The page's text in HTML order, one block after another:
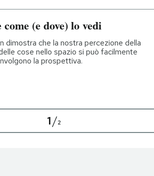
(e dove) lo vedi
dimostra che la nostra percezione della
cose nello spazio si può facilmente
la prospettiva.
1/2